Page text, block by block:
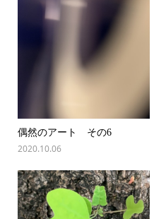
偶然のアート その6
2020.10.06